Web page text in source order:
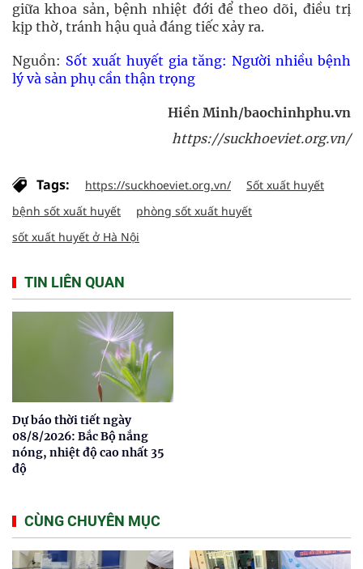
giữa khoa sản, bệnh nhiệt đới để theo dõi, điều trị
kịp thờ, tránh hậu quả đáng tiếc xảy ra.
Nguồn: Sốt xuất huyết gia tăng: Người nhiều bệnh
lý và sản phụ cần thận trọng
Hiền Minh/baochinhphu.vn
https://suckhoeviet.org.vn/
Tags: https://suckhoeviet.org.vn/
Sốt xuất huyết
bệnh sốt xuất huyết
phòng sốt xuất huyết
sốt xuất huyết ở Hà Nội
TIN LIÊN QUAN
Dự báo thời tiết ngày
08/8/2026: Bắc Bộ nắng
nóng, nhiệt độ cao nhất 35
độ
CÙNG CHUYÊN MỤC